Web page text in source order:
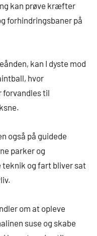
kan prøve kræfter
forhindringsbaner på
kan I dyste mod
hvor
forvandles til
også på guidede
parker og
teknik og fart bliver sat
om at opleve
suse og skabe